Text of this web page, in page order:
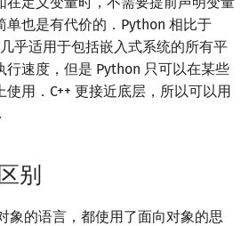
单也是有代价的．Python 相比于
几乎适用于包括嵌入式系统的所有平
行速度，但是 Python 只可以在某些
用．C++ 更接近底层，所以可以用
别
象的语言，都使用了面向对象的思